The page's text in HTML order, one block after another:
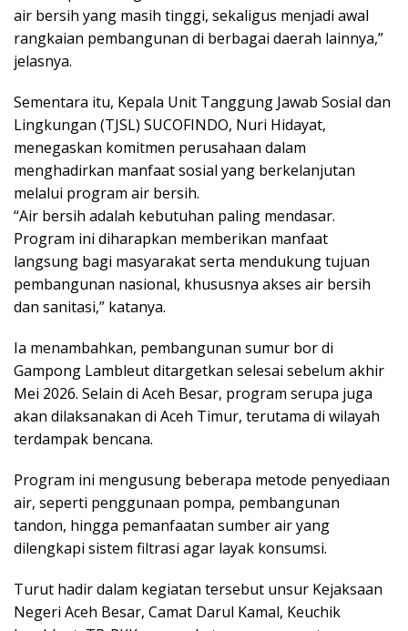
air bersih yang masih tinggi, sekaligus menjadi awal
rangkaian pembangunan di berbagai daerah lainnya,”
jelasnya.
Sementara itu, Kepala Unit Tanggung Jawab Sosial dan
Lingkungan (TJSL) SUCOFINDO, Nuri Hidayat,
menegaskan komitmen perusahaan dalam
menghadirkan manfaat sosial yang berkelanjutan
melalui program air bersih.
“Air bersih adalah kebutuhan paling mendasar.
Program ini diharapkan memberikan manfaat
langsung bagi masyarakat serta mendukung tujuan
pembangunan nasional, khususnya akses air bersih
dan sanitasi,” katanya.
Ia menambahkan, pembangunan sumur bor di
Gampong Lambleut ditargetkan selesai sebelum akhir
Mei 2026. Selain di Aceh Besar, program serupa juga
akan dilaksanakan di Aceh Timur, terutama di wilayah
terdampak bencana.
Program ini mengusung beberapa metode penyediaan
air, seperti penggunaan pompa, pembangunan
tandon, hingga pemanfaatan sumber air yang
dilengkapi sistem filtrasi agar layak konsumsi.
Turut hadir dalam kegiatan tersebut unsur Kejaksaan
Negeri Aceh Besar, Camat Darul Kamal, Keuchik